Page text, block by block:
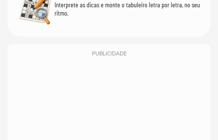
Interprete as dicas e monte o tabuleiro letra por letra, no seu
ritmo.
PUBLICIDADE